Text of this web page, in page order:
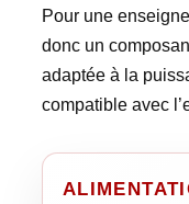
Pour une
donc un
adaptée à la
compatible avec